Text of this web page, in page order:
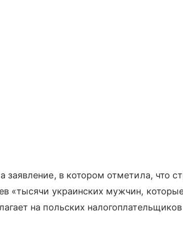
заявление, в котором отметила, что
«тысячи украинских мужчин,
на польских налогоплательщиков